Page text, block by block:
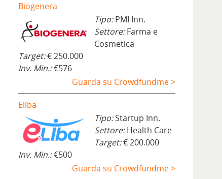
Biogenera
Tipo:PMI Inn.
Settore:Farma e
Cosmetica
Target:€ 250.000
Inv. Min.:€576
Guarda su Crowdfundme >
Eliba
Tipo:Startup Inn.
Settore:Health Care
Target:€ 200.000
Inv. Min.:€500
Guarda su Crowdfundme >